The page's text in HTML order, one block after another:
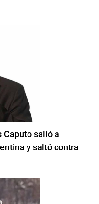
Caputo salió a
y saltó contra